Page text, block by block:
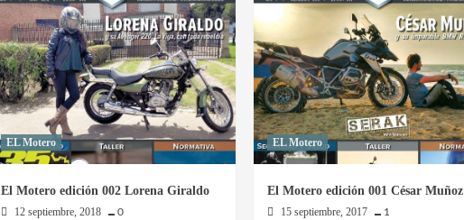
El
Motero
edición
006
Noraly
Schoenmaker
Motero
edición
005
X-
ADV
EL Motero
El Motero edición 002 Lorena Giraldo
12 septiembre, 2018 0
EL Motero
El Motero edición 001 César Muñoz
15 septiembre, 2017 1